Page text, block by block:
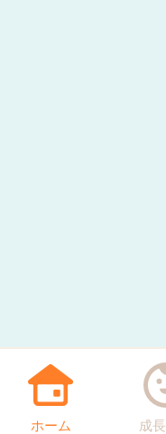
ホーム 成